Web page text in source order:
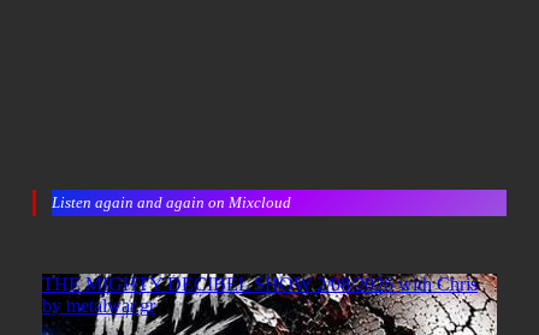
Listen again and again on Mixcloud